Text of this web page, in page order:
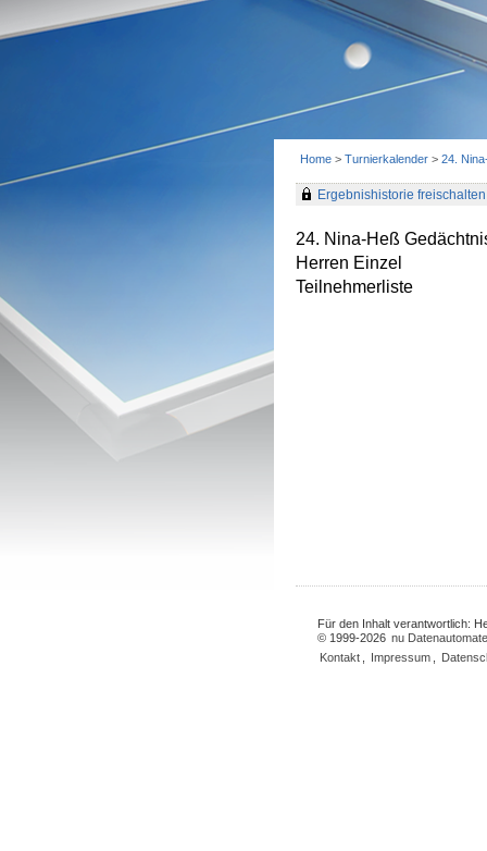
Home > Turnierkalender > 24.
Ergebnishistorie freischalten
24. Nina-Heß
Herren Einzel
Teilnehmerliste
Für den Inhalt verantwortlich:
© 1999-2026 nu
Kontakt
Impressum